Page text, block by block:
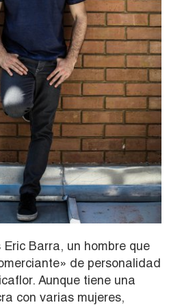
Eric Barra, un hombre que
de personalidad
Aunque tiene una
con varias mujeres,